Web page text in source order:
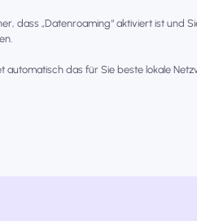
dass „Datenroaming“ aktiviert ist und
automatisch das für Sie beste lokale